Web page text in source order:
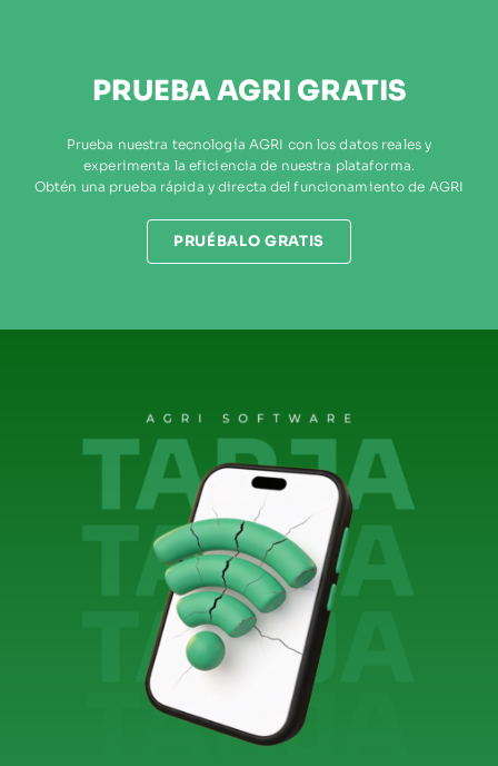
PRUEBA AGRI GRATIS
Prueba nuestra tecnología AGRI con los datos reales y
experimenta la eficiencia de nuestra plataforma.
Obtén una prueba rápida y directa del funcionamiento de AGRI
PRUÉBALO GRATIS